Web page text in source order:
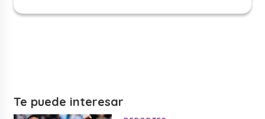
Te puede interesar